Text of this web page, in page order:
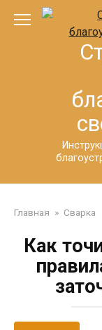
Перейти
Главная » Сварка
Как